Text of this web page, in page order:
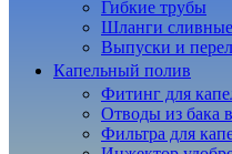
Гибкие трубы
Шланги
Выпуски и
Капельный полив
Фитинг для
Отводы из бака
Фильтра для